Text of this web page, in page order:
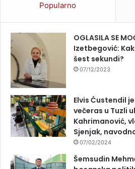
Popularno
OGLASILA SE
Izetbegović:
šest sekundi?
07/12/2023
Elvis Ćustendil
večeras u Tuzli
Kahrimanović,
Sjenjak,
07/02/2024
Šemsudin